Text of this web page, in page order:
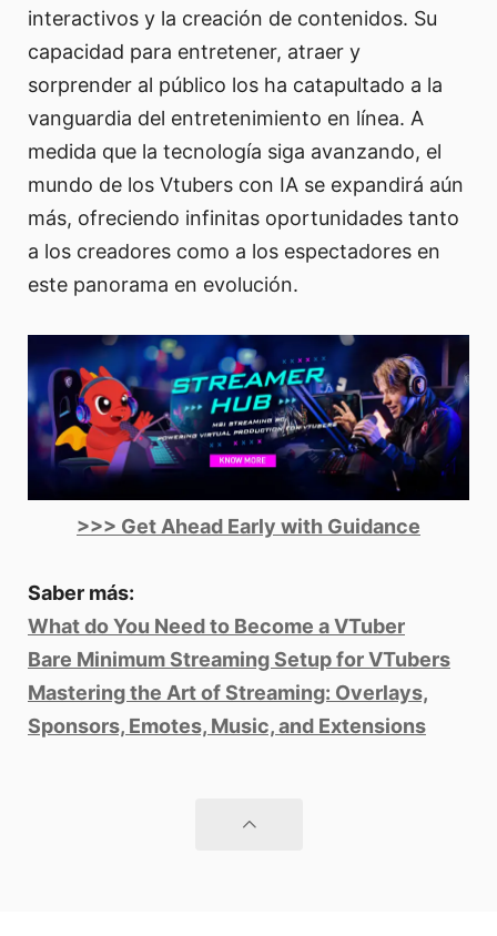
interactivos y la creación de contenidos. Su
capacidad para entretener, atraer y
sorprender al público los ha catapultado a la
vanguardia del entretenimiento en línea. A
medida que la tecnología siga avanzando, el
mundo de los Vtubers con IA se expandirá aún
más, ofreciendo infinitas oportunidades tanto
a los creadores como a los espectadores en
este panorama en evolución.
>>> Get Ahead Early with Guidance
Saber más:
What do You Need to Become a VTuber
Bare Minimum Streaming Setup for VTubers
Mastering the Art of Streaming: Overlays,
Sponsors, Emotes, Music, and Extensions